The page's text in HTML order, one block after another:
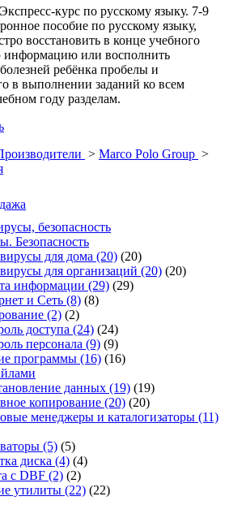
курс по русскому языку. 7-9
пособие по русскому языку,
восстановить в конце учебного
информацию или восполнить
ребёнка пробелы и
в выполнении заданий ко всем
году разделам.
> Marco Polo Group >
безопасность
Безопасность
для дома (20) (20)
для организаций (20) (20)
информации (29) (29)
и Сеть (8) (8)
(2) (2)
доступа (24) (24)
персонала (9) (9)
программы (16) (16)
данных (19) (19)
копирование (20) (20)
менеджеры и каталогизаторы (11)
(5) (5)
диска (4) (4)
с DBF (2) (2)
утилиты (22) (22)